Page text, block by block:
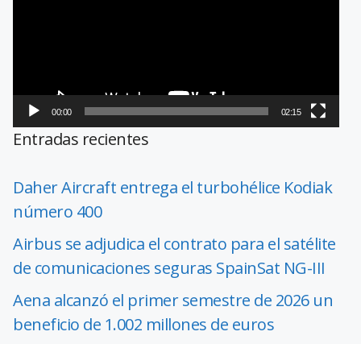
00:00 02:15
Entradas recientes
Daher Aircraft entrega el turbohélice Kodiak
número 400
Airbus se adjudica el contrato para el satélite
de comunicaciones seguras SpainSat NG-III
Aena alcanzó el primer semestre de 2026 un
beneficio de 1.002 millones de euros